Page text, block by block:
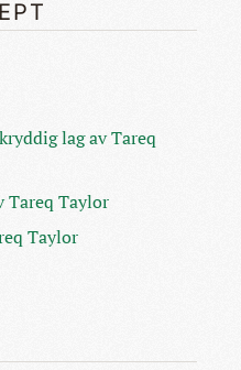
lag av Tareq
Tareq Taylor
Taylor